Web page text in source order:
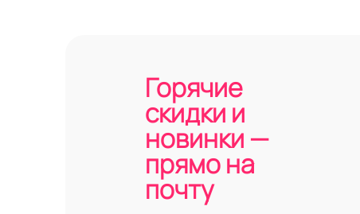
Горячие
скидки и
новинки —
прямо на
почту